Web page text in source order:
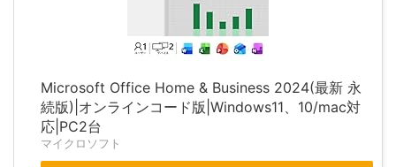
Microsoft Office Home & Business 2024(最新 永
続版)|オンラインコード版|Windows11、10/mac対
応|PC2台
マイクロソフト